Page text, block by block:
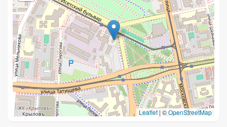
Leaflet |©OpenStreetMap